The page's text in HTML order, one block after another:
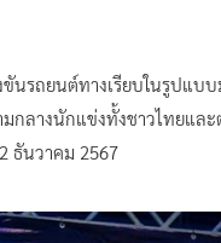
นรถยนต์ทางเรียบในรูปแบบ
ามกลางนักแข่งทั้งชาวไทยแ
ธันวาคม 2567